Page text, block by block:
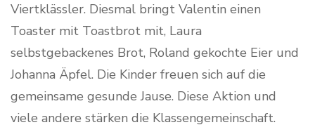
Viertklässler. Diesmal bringt Valentin einen
Toaster mit Toastbrot mit, Laura
selbstgebackenes Brot, Roland gekochte Eier und
Johanna Äpfel. Die Kinder freuen sich auf die
gemeinsame gesunde Jause. Diese Aktion und
viele andere stärken die Klassengemeinschaft.